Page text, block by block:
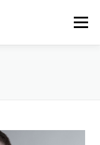
Menü